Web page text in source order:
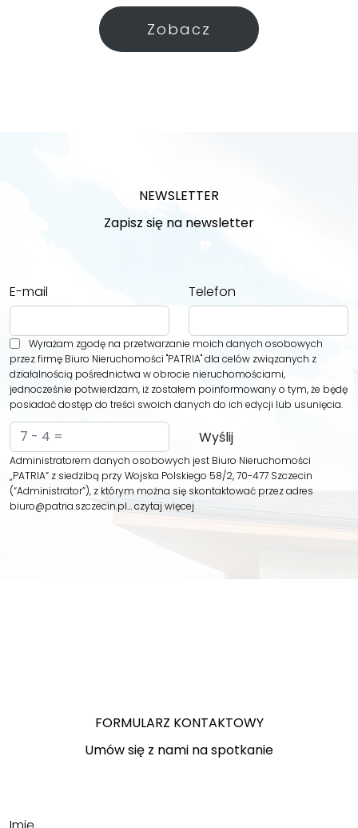
Zobacz
NEWSLETTER
Zapisz się na newsletter
E-mail Telefon
Wyrażam zgodę na przetwarzanie moich danych osobowych
przez firmę Biuro Nieruchomości "PATRIA" dla celów związanych z
działalnością pośrednictwa w obrocie nieruchomościami,
jednocześnie potwierdzam, iż zostałem poinformowany o tym, że będę
posiadać dostęp do treści swoich danych do ich edycji lub usunięcia.
Administratorem danych osobowych jest Biuro Nieruchomości
„PATRIA” z siedzibą przy Wojska Polskiego 58/2, 70-477 Szczecin
(“Administrator”), z którym można się skontaktować przez adres
biuro@patria.szczecin.pl…czytaj więcej
FORMULARZ KONTAKTOWY
Umów się z nami na spotkanie